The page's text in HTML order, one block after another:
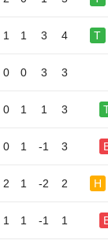
1 1 3 4 T
0 0 3 3
0 1 1 3
0 1 -1 3
2 1 -2 2 H
1 1 -1 1